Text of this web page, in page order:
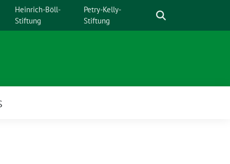
Heinrich-Böll-
Stiftung
Petry-Kelly-
Stiftung